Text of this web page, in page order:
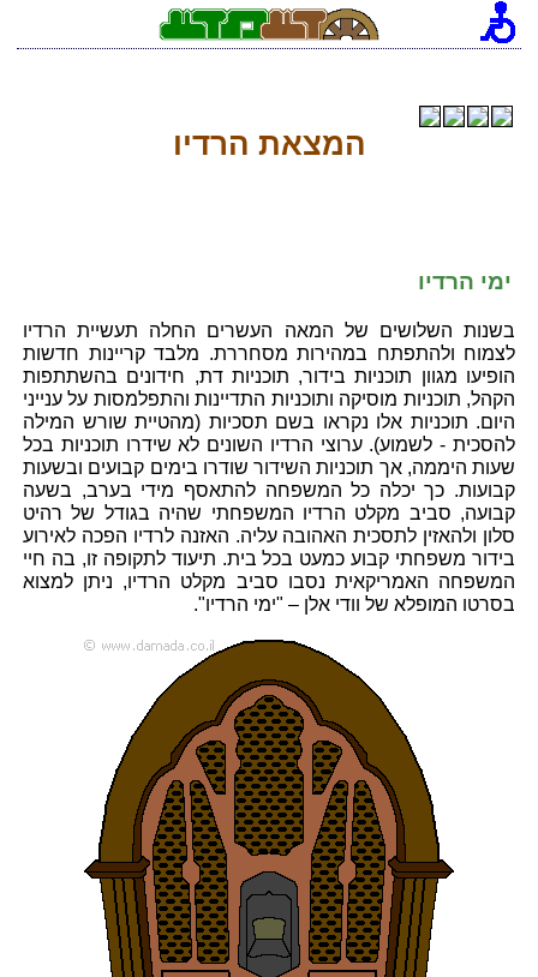
המצאת הרדיו
ימי הרדיו
בשנות השלושים של המאה העשרים החלה תעשיית הרדיו
לצמוח ולהתפתח במהירות מסחררת. מלבד קריינות חדשות
הופיעו מגוון תוכניות בידור, תוכניות דת, חידונים בהשתתפות
הקהל, תוכניות מוסיקה ותוכניות התדיינות והתפלמסות על ענייני
היום. תוכניות אלו נקראו בשם תסכיות (מהטיית שורש המילה
להסכית - לשמוע). ערוצי הרדיו השונים לא שידרו תוכניות בכל
שעות היממה, אך תוכניות השידור שודרו בימים קבועים ובשעות
קבועות. כך יכלה כל המשפחה להתאסף מידי בערב, בשעה
קבועה, סביב מקלט הרדיו המשפחתי שהיה בגודל של רהיט
סלון ולהאזין לתסכית האהובה עליה. האזנה לרדיו הפכה לאירוע
בידור משפחתי קבוע כמעט בכל בית. תיעוד לתקופה זו, בה חיי
המשפחה האמריקאית נסבו סביב מקלט הרדיו, ניתן למצוא
בסרטו המופלא של וודי אלן – "ימי הרדיו".